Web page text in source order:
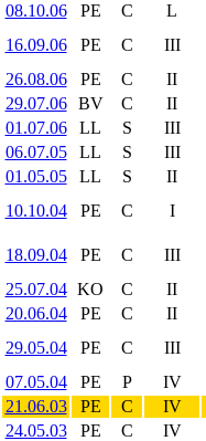
08.10.06
PE C L
16.09.06
PE C III
26.08.06
PE C II
29.07.06
BV C II
01.07.06
LL S III
06.07.05
LL S III
01.05.05
LL S II
10.10.04
PE C I
18.09.04 PE C III
25.07.04 KO C II
20.06.04
PE C II
29.05.04
PE C III
07.05.04
PE P IV
21.06.03
PE C IV
24.05.03
PE C IV